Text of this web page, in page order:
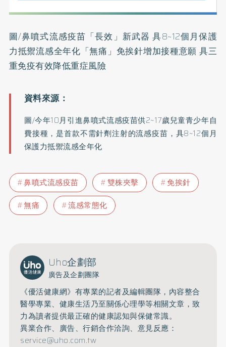
圖/鼻噴式流感疫苗「長效」新武器 具8~12個月保護
力抵禦流感全年化「無痛」免挨針增加接種意願 具三
重免疫有效降低重症風險
圖/今年10月引進鼻噴式流感疫苗供2~17歲兒童青少年自
費接種，是首款不需針劑注射的流感疫苗，具8~12個月
保護力抵禦流感全年化
鼻噴式流感疫苗 雙株夾擊
免挨針
無痛
流感常態化
Uho企劃部
廣告及企劃團隊
《優活健康網》有專業的記者及編輯團隊，內容整合
醫學專業、健康生活乃至關係心理學等相關文章，致
力為讀者提供最正確的健康認知與保健常識。
異業合作、廣告、行銷合作洽詢、意見反應：
service@uho.com.tw